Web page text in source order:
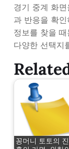
경기 중계 화
과 반응을 확
정보를 찾을 때
다양한 선택지
꽁머니 토토의